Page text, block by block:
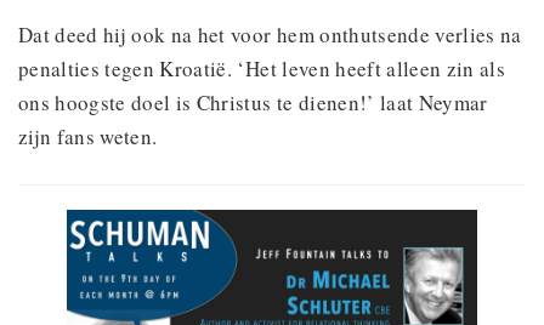
Dat deed hij ook na het voor hem onthutsende verlies na
penalties tegen Kroatië. ‘Het leven heeft alleen zin als
ons hoogste doel is Christus te dienen!’ laat Neymar
zijn fans weten.